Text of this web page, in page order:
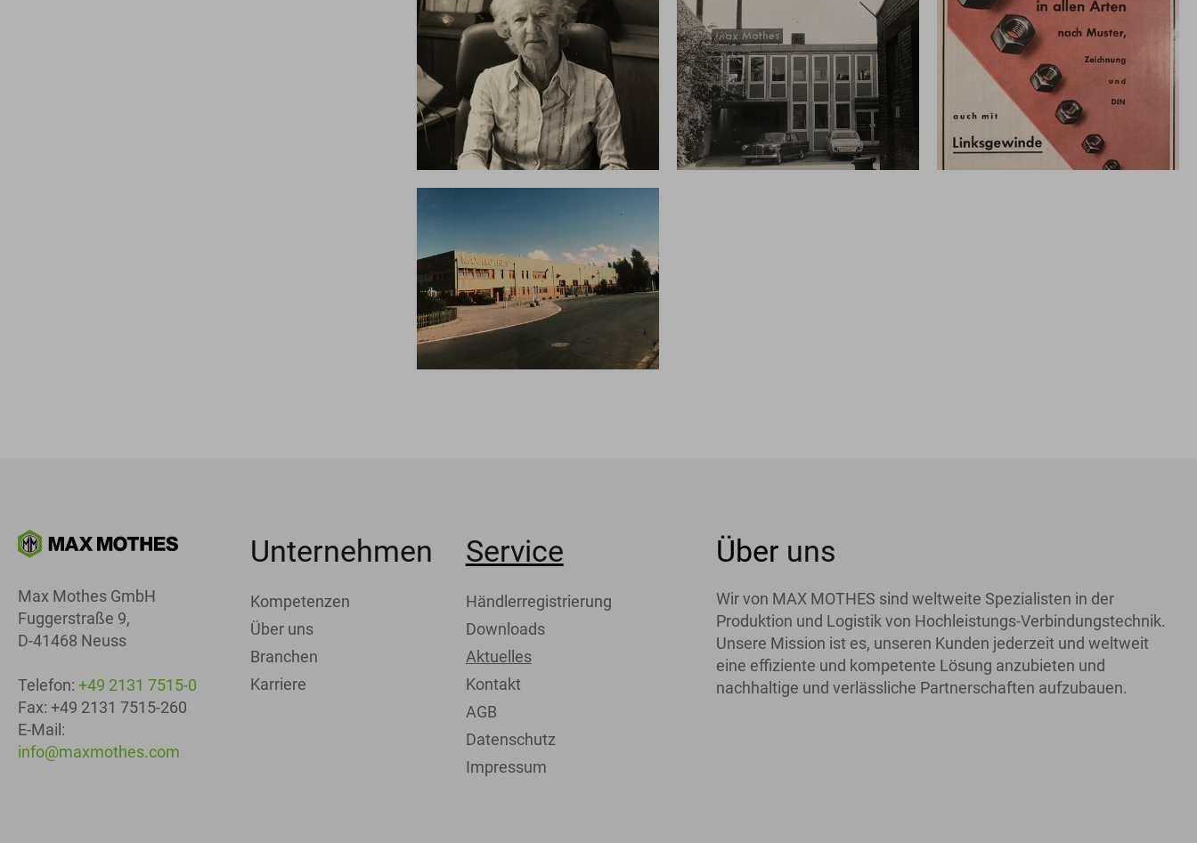
Max Mothes GmbH
Fuggerstraße 9,
D-41468 Neuss
Telefon: +49 2131 7515-0
Fax: +49 2131 7515-260
E-Mail:
info@maxmothes.com
Unternehmen
Kompetenzen
Über uns
Branchen
Karriere
Service
Händlerregistrierung
Downloads
Aktuelles
Kontakt
AGB
Datenschutz
Impressum
Über uns
Wir von MAX MOTHES sind weltweite Spezialisten in der
Produktion und Logistik von Hochleistungs-Verbindungstechnik.
Unsere Mission ist es, unseren Kunden jederzeit und weltweit
eine effiziente und kompetente Lösung anzubieten und
nachhaltige und verlässliche Partnerschaften aufzubauen.